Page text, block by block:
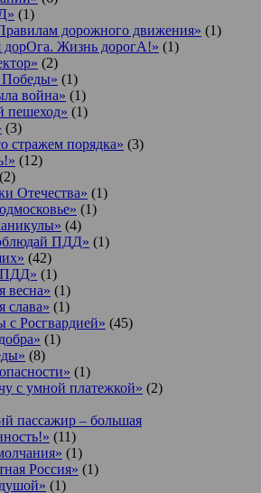
(1)
дорожного движения» (1)
дорОга. Жизнь дорогА!» (1)
(2)
(1)
война» (1)
пешеход» (1)
(3)
стражем порядка» (3)
(12)
(2)
Отечества» (1)
(1)
(4)
ПДД» (1)
(42)
ПДД» (1)
весна» (1)
слава» (1)
с Росгвардией» (45)
(1)
(8)
(1)
с умной платежкой» (2)
пассажир – большая
(11)
(1)
Россия» (1)
(1)